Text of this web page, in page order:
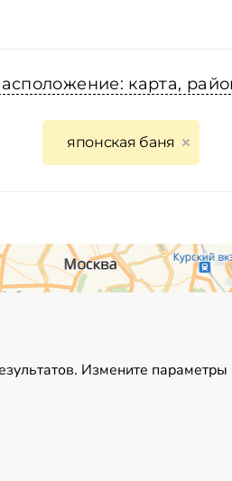
карта,
японская баня
Измените параметры